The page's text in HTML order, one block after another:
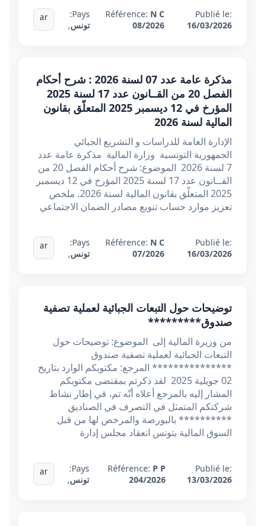
Publié le:
16/03/2026
Référence: N C
08/2026
Pays:
تونس,
ar
مذكرة عامة عدد 07 لسنة 2026 : شرح أحكام
الفصل 20 من القــانون عدد 17 لسنة 2025
المؤرخ في 12 ديسمبر 2025 المتعلّق بقانون
المالية لسنة 2026
الإدارة العامة للدراسات و التشريع الجبائي
الجمهورية التونسية وزارة المالية مذكرة عامة عدد
7 لسنة 2026 الموضوع: شرح أحكام الفصل 20 من
القــانون عدد 17 لسنة 2025 المؤرخ في 12 ديسمبر
2025 المتعلّق بقانون المالية لسنة 2026. ملخص
تعزيز موارد حساب تنويع مصادر الضمان الاجتماعي
Publié le:
16/03/2026
Référence: N C
07/2026
Pays:
تونس,
ar
توضیحات حول التبعات الجبائية لعملية تصفية
صندوق*********
من وزيرة المالية إلى الموضوع: توضیحات حول
التبعات الجبائية لعملية تصفية صندوق
*************** المرجع: مكتوبكم الوارد بتاريخ
02 جويلية 2025 لقد ذكرتم بمقتضى مكتوبكم
المشار إليه بالمرجع أعلاه أنّه تم، في إطار نشاط
شركتكم المتمثل في التصرف في الصناديق
********** بالبورصة والمرخص لها من قبل
السوق المالية بتونس انعقاد مجلس إدارة
Publié le:
13/03/2026
Référence: P P
204/2026
Pays:
تونس,
ar